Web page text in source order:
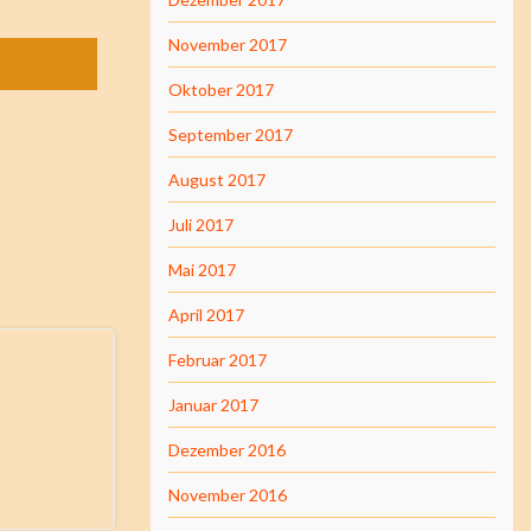
November 2017
Oktober 2017
September 2017
August 2017
Juli 2017
Mai 2017
April 2017
Februar 2017
Januar 2017
Dezember 2016
November 2016